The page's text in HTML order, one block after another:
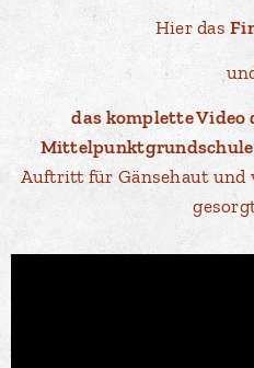
Hier das
das komplette Video
Auftritt für Gänsehaut und